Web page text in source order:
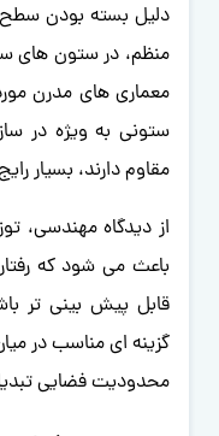
دلیل بسته بودن
منظم، در ستون های
معماری های مدرن
ستونی به ویژه در
مقاوم دارند، بسیار
از دیدگاه مهندسی،
باعث می شود که
قابل پیش بینی تر
گزینه ای مناسب در
محدودیت فضایی